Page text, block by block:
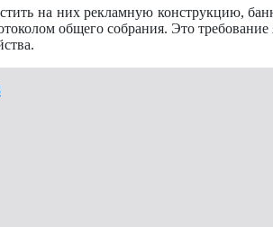
на них рекламную конструкцию,
общего собрания. Это требование